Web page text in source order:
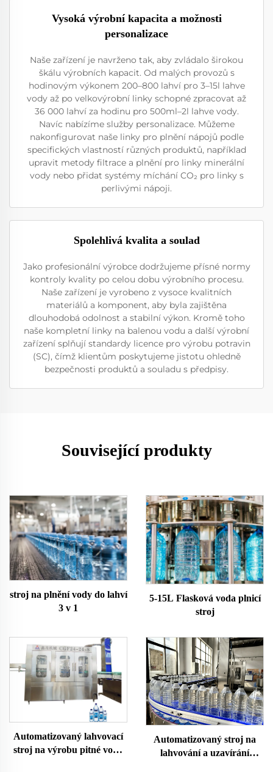
Vysoká výrobní kapacita a možnosti
personalizace
Naše zařízení je navrženo tak, aby zvládalo širokou
škálu výrobních kapacit. Od malých provozů s
hodinovým výkonem 200–800 lahví pro 3–15l lahve
vody až po velkovýrobní linky schopné zpracovat až
36 000 lahví za hodinu pro 500ml–2l lahve vody.
Navíc nabízíme služby personalizace. Můžeme
nakonfigurovat naše linky pro plnění nápojů podle
specifických vlastností různých produktů, například
upravit metody filtrace a plnění pro linky minerální
vody nebo přidat systémy míchání CO₂ pro linky s
perlivými nápoji.
Spolehlivá kvalita a soulad
Jako profesionální výrobce dodržujeme přísné normy
kontroly kvality po celou dobu výrobního procesu.
Naše zařízení je vyrobeno z vysoce kvalitních
materiálů a komponent, aby byla zajištěna
dlouhodobá odolnost a stabilní výkon. Kromě toho
naše kompletní linky na balenou vodu a další výrobní
zařízení splňují standardy licence pro výrobu potravin
(SC), čímž klientům poskytujeme jistotu ohledně
bezpečnosti produktů a souladu s předpisy.
Související produkty
stroj na plnění vody do lahví
3 v 1
5-15L Flasková voda plnicí
stroj
Automatizovaný lahvovací
stroj na výrobu pitné vody
Automatizovaný stroj na
lahvování a uzavírání